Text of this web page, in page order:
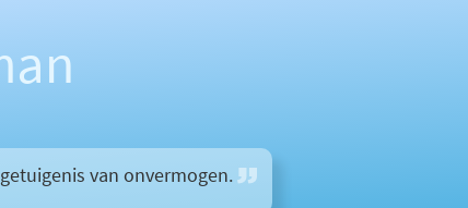
van onvermogen.